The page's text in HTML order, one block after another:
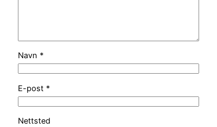
Navn *
E-post *
Nettsted